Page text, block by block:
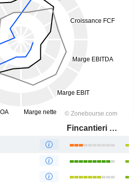
Fincantieri S.p.A.